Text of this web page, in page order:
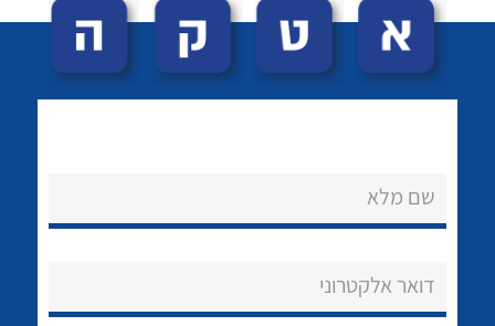
הצוות שלנו
שם מלא
דואר אלקטרוני